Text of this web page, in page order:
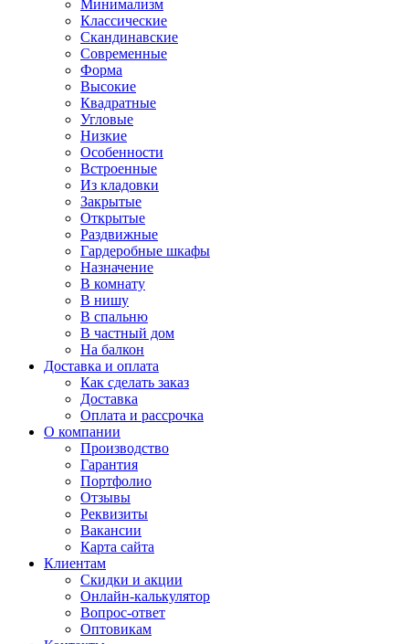
Минимализм
Классические
Скандинавские
Современные
Форма
Высокие
Квадратные
Угловые
Низкие
Особенности
Встроенные
Из кладовки
Закрытые
Открытые
Раздвижные
Гардеробные шкафы
Назначение
В комнату
В нишу
В спальню
В частный дом
На балкон
Доставка и оплата
Как сделать заказ
Доставка
Оплата и рассрочка
О компании
Производство
Гарантия
Портфолио
Отзывы
Реквизиты
Вакансии
Карта сайта
Клиентам
Скидки и акции
Онлайн-калькулятор
Вопрос-ответ
Оптовикам